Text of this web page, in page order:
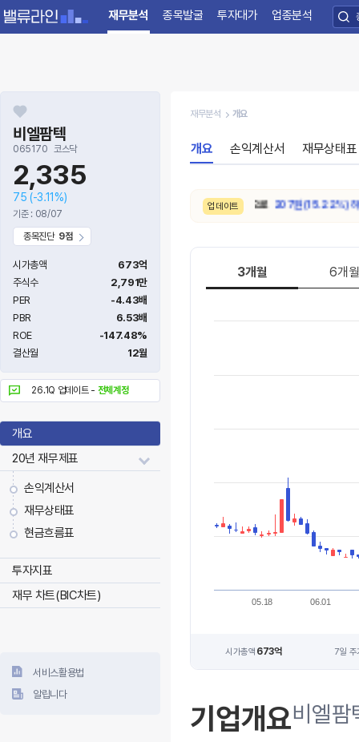
재무분석 종목발굴 투자대가 업종분석
비엘팜텍
065170 코스닥
2,335
75 (-3.11%)
기준 : 08/07
종목진단 9점
시가총액
673억
주식수
2,791만
PER
-4.43배
PBR
6.53배
ROE
-147.48%
결산월
12월
26.1Q 업데이트 - 전체계정
개요
20년 재무제표
손익계산서
재무상태표
현금흐름표
투자지표
재무 차트(BIC차트)
서비스활용법
알립니다
재무분석 개요
개요 손익계산서 재무상태표
업데이트
1,360원 → 1,153원 으로 207원(15.22%) 하락
3개월 6개월
05.18 06.01
시가총액 673억 7일 주
기업개요비엘팜